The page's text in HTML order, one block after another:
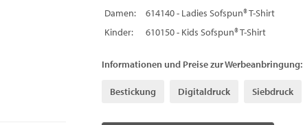
Damen:
614140 - Ladies Sofspun® T-Shirt
Kinder:
610150 - Kids Sofspun® T-Shirt
Informationen und Preise zur Werbeanbringung:
Bestickung Digitaldruck Siebdruck